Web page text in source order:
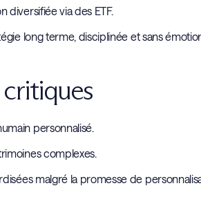
diversifiée via des ETF.
long terme, disciplinée et sans
personnalisé.
complexes.
malgré la promesse de